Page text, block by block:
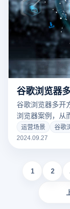
谷歌浏览器
谷歌浏览器多开
浏览器案例，从
常用的方法之一
账户建立单独的
可以在不影响
外，用户可以
灵活、更有效的
运营场景
谷歌
2024.09.27
1 2